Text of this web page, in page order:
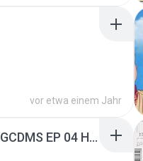
vor etwa einem Jahr
[Witanime.com] TSTJWGCDMS EP 04 HD.mp4